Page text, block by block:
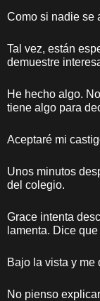
Como si nadie se
Tal vez, están
demuestre
He hecho algo.
tiene algo para
Aceptaré mi
Unos minutos
del colegio.
Grace intenta
lamenta. Dice
Bajo la vista y me
No pienso